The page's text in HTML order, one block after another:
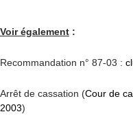
Voir également :
Recommandation n° 87-03 :
Arrêt de cassation (Cour de
2003)